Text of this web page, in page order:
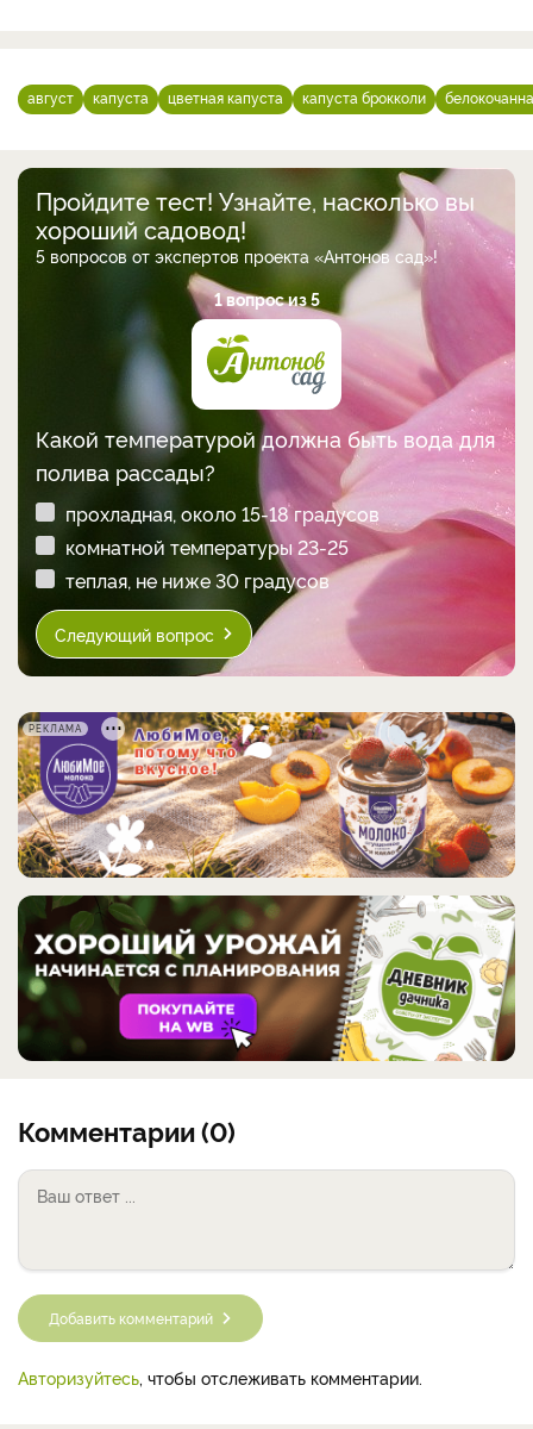
август капуста цветная капуста капуста брокколи
Пройдите тест! Узнайте, насколько вы
хороший садовод!
5 вопросов от экспертов проекта «Антонов сад»!
1 вопрос из 5
Какой температурой должна быть вода для
полива рассады?
прохладная, около 15-18 градусов
комнатной температуры 23-25
теплая, не ниже 30 градусов
Следующий вопрос
РЕКЛАМА
Комментарии (0)
Добавить комментарий
Авторизуйтесь, чтобы отслеживать комментарии.